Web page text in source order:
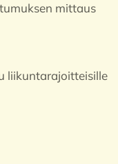
mittaus
liikuntarajoitteisille